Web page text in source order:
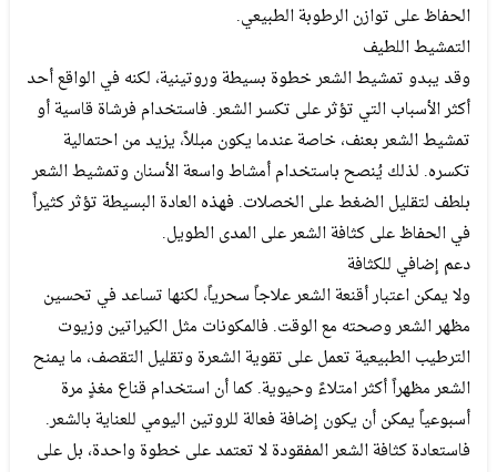
الحفاظ على توازن الرطوبة الطبيعي.
التمشيط اللطيف
وقد يبدو تمشيط الشعر خطوة بسيطة وروتينية، لكنه في الواقع أحد
أكثر الأسباب التي تؤثر على تكسر الشعر. فاستخدام فرشاة قاسية أو
تمشيط الشعر بعنف، خاصة عندما يكون مبللاً، يزيد من احتمالية
تكسره. لذلك يُنصح باستخدام أمشاط واسعة الأسنان وتمشيط الشعر
بلطف لتقليل الضغط على الخصلات. فهذه العادة البسيطة تؤثر كثيراً
في الحفاظ على كثافة الشعر على المدى الطويل.
دعم إضافي للكثافة
ولا يمكن اعتبار أقنعة الشعر علاجاً سحرياً، لكنها تساعد في تحسين
مظهر الشعر وصحته مع الوقت. فالمكونات مثل الكيراتين وزيوت
الترطيب الطبيعية تعمل على تقوية الشعرة وتقليل التقصف، ما يمنح
الشعر مظهراً أكثر امتلاءً وحيوية. كما أن استخدام قناع مغذٍ مرة
أسبوعياً يمكن أن يكون إضافة فعالة للروتين اليومي للعناية بالشعر.
فاستعادة كثافة الشعر المفقودة لا تعتمد على خطوة واحدة، بل على